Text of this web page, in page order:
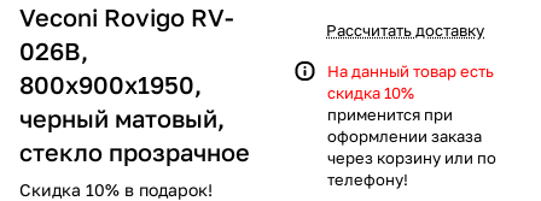
Veconi Rovigo RV-
026B,
800х900х1950,
черный матовый,
стекло прозрачное
Скидка 10% в подарок!
Рассчитать доставку
На данный товар есть
скидка 10%
применится при
оформлении заказа
через корзину или по
телефону!